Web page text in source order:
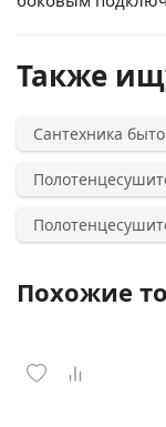
Также
Сантехника
Похожие